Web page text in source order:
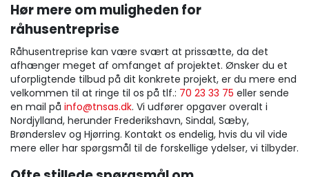
Hør mere om muligheden for
råhusentreprise
Råhusentreprise kan være svært at prissætte, da det
afhænger meget af omfanget af projektet. Ønsker du et
uforpligtende tilbud på dit konkrete projekt, er du mere end
velkommen til at ringe til os på tlf.: 70 23 33 75 eller sende
en mail på info@tnsas.dk. Vi udfører opgaver overalt i
Nordjylland, herunder Frederikshavn, Sindal, Sæby,
Brønderslev og Hjørring. Kontakt os endelig, hvis du vil vide
mere eller har spørgsmål til de forskellige ydelser, vi tilbyder.